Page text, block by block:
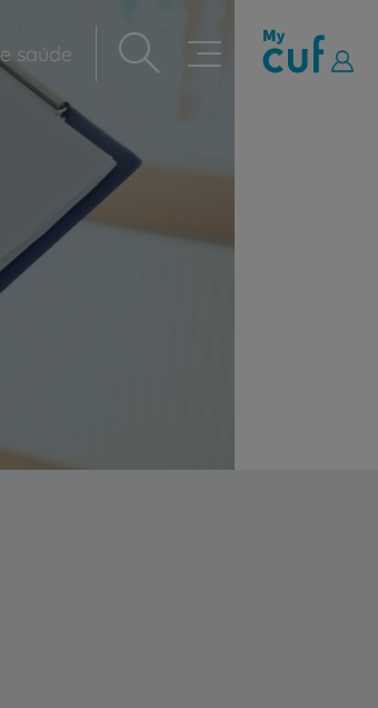
Navegação
saúde